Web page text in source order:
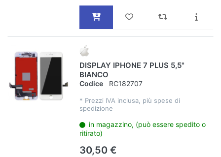
DISPLAY IPHONE 7 PLUS 5,5"
BIANCO
Codice RC182707
* Prezzi IVA inclusa, più spese di
spedizione
in magazzino, (può essere spedito o
ritirato)
30,50 €